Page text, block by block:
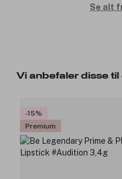
Se alt
Vi anbefaler disse til
-15%
Premium